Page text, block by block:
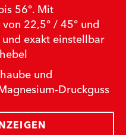
56°. Mit
22,5° / 45° und
exakt einstellbar
und
Druckguss